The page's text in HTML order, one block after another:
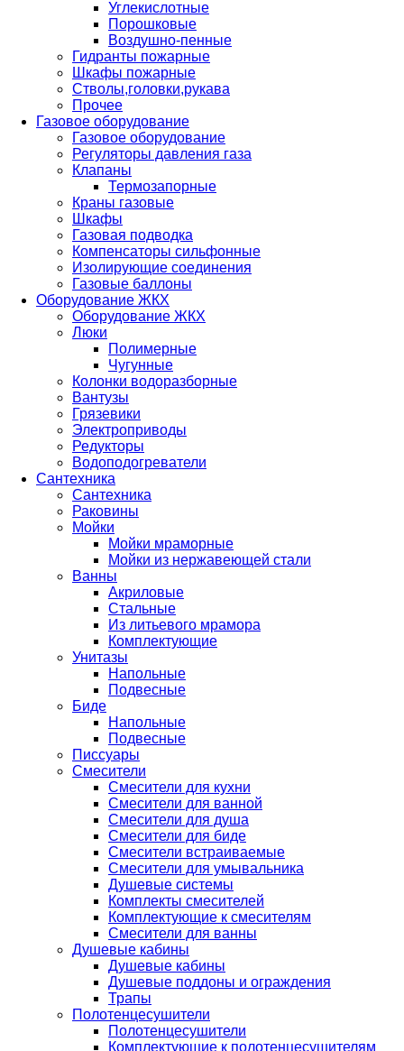
Углекислотные
Порошковые
Воздушно-пенные
Гидранты пожарные
Шкафы пожарные
Стволы,головки,рукава
Прочее
Газовое оборудование
Газовое оборудование
Регуляторы давления газа
Клапаны
Термозапорные
Краны газовые
Шкафы
Газовая подводка
Компенсаторы сильфонные
Изолирующие соединения
Газовые баллоны
Оборудование ЖКХ
Оборудование ЖКХ
Люки
Полимерные
Чугунные
Колонки водоразборные
Вантузы
Грязевики
Электроприводы
Редукторы
Водоподогреватели
Сантехника
Сантехника
Раковины
Мойки
Мойки мраморные
Мойки из нержавеющей стали
Ванны
Акриловые
Стальные
Из литьевого мрамора
Комплектующие
Унитазы
Напольные
Подвесные
Биде
Напольные
Подвесные
Писсуары
Смесители
Смесители для кухни
Смесители для ванной
Смесители для душа
Смесители для биде
Смесители встраиваемые
Смесители для умывальника
Душевые системы
Комплекты смесителей
Комплектующие к смесителям
Смесители для ванны
Душевые кабины
Душевые кабины
Душевые поддоны и ограждения
Трапы
Полотенцесушители
Полотенцесушители
Комплектующие к полотенцесушителям